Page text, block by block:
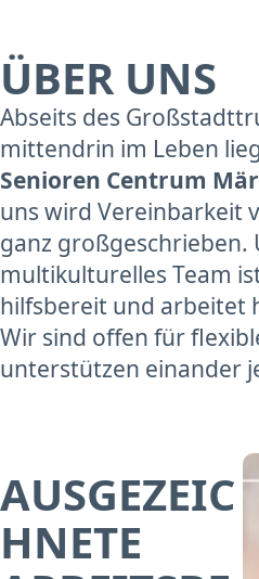
ÜBER UNS
Abseits des
mittendrin im Leben
Senioren Centrum
uns wird Vereinbarkeit
ganz großgeschrieben.
multikulturelles Team
hilfsbereit und arbeitet
Wir sind offen für
unterstützen einander
AUSGEZEIC
HNETE